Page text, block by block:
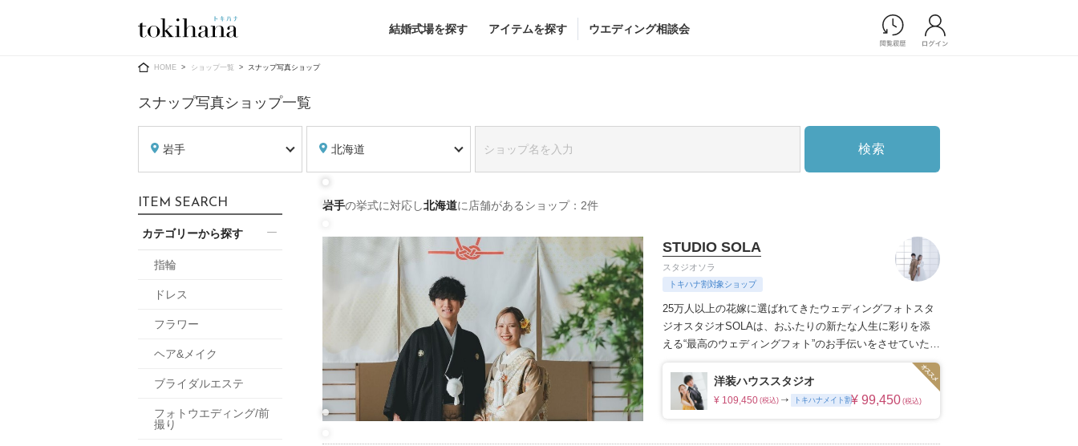
結婚式場を探す アイテムを探す
Ring
すべてのアイテム
指輪ショップ一覧
Dress
ウエディングドレス （メーカー直
小物
ドレスショップ一覧
会場装花
すべてのアイテム
フラワーショップ一覧
ヘア&メイクショップ一覧
ブライダルエステショップ一覧
家族フォト/ペット撮影
記録映像
すべてのアイテム
ウエディング相談会
HOME ショップ一覧 スナップ写真ショップ
スナップ写真ショップ一覧
岩手 北海道 検索
岩手の挙式に対応し北海道に店舗があるショップ：2件
STUDIO SOLA
スタジオソラ
トキハナ割対象ショップ
25万人以上の花嫁に選ばれてきたウェディングフォトスタ
ジオスタジオSOLAは、おふたりの新たな人生に彩りを添
える“最高のウェディングフォト”のお手伝いをさせていただ
洋装ハウススタジオ
¥ 109,450 (税込) トキハナメイト割¥ 99,450 (税込)
ITEM SEARCH
カテゴリーから探す
指輪
ドレス
フラワー
ヘア&メイク
ブライダルエステ
フォトウエディング/前
撮り